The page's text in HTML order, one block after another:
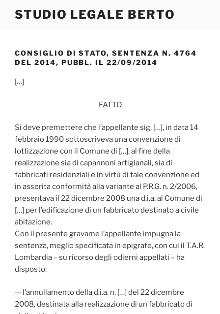
STUDIO LEGALE BERTO
CONSIGLIO DI STATO, SENTENZA N. 4764
DEL 2014, PUBBL. IL 22/09/2014
[…]
FATTO
Si deve premettere che l’appellante sig. […], in data 14
febbraio 1990 sottoscriveva una convenzione di
lottizzazione con il Comune di […], al fine della
realizzazione sia di capannoni artigianali, sia di
fabbricati residenziali e in virtù di tale convenzione ed
in asserita conformità alla variante al P.R.G. n. 2/2006,
presentava il 22 dicembre 2008 una d.i.a. al Comune di
[…] per l’edificazione di un fabbricato destinato a civile
abitazione.
Con il presente gravame l’appellante impugna la
sentenza, meglio specificata in epigrafe, con cui il T.A.R.
Lombardia – su ricorso degli odierni appellati – ha
disposto:
— l’annullamento della d.i.a. n. […] del 22 dicembre
2008, destinata alla realizzazione di un fabbricato di